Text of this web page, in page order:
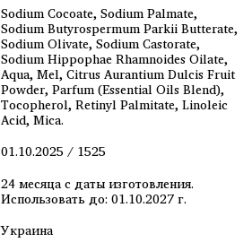
Sodium Cocoate, Sodium Palmate,
Sodium Butyrospermum Parkii Butterate,
Sodium Olivate, Sodium Castorate,
Sodium Hippophae Rhamnoides Oilate,
Aqua, Mel, Citrus Aurantium Dulcis Fruit
Powder, Parfum (Essential Oils Blend),
Tocopherol, Retinyl Palmitate, Linoleic
Acid, Mica.
01.10.2025 / 1525
24 месяца с даты изготовления.
Использовать до: 01.10.2027 г.
Украина